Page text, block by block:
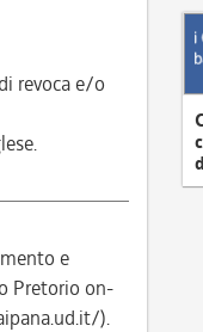
revoca e/o
e
Pretorio on-
).